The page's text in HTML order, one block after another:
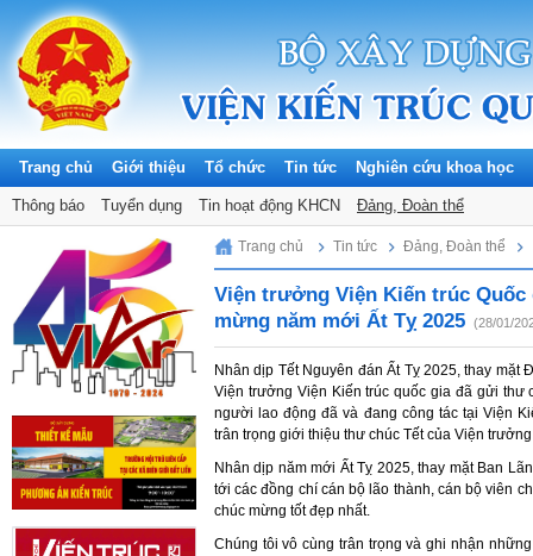
Trang chủ Giới thiệu Tổ chức Tin tức
Thông báo Tuyển dụng Tin hoạt động KHCN Đảng, Đoàn thể
Nghiên cứu khoa học
Sunday, 09/08/2026
Trang chủ Tin tức Đảng, Đoàn thể
Viện trưởng Viện Kiến trúc
mừng năm mới Ất Tỵ 2025 (28/01/
Nhân dịp Tết Nguyên đán Ất Tỵ 2025, thay
Viện trưởng Viện Kiến trúc quốc gia đã gửi thư
người lao động đã và đang công tác tại Viện
trân trọng giới thiệu thư chúc Tết của Viện
Nhân dịp năm mới Ất Tỵ 2025, thay mặt Ban
tới các đồng chí cán bộ lão thành, cán bộ viên
chúc mừng tốt đẹp nhất.
Chúng tôi vô cùng trân trọng và ghi nhận